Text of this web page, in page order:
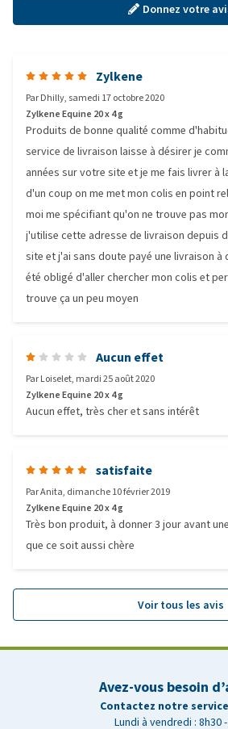
Donnez votre
Zylkene
ParDhilly, samedi 17 octobre 2020
Zylkene Equine 20 x 4 g
Produits de bonne qualité comme
service de livraison laisse à désirer je
années sur votre site et je me fais livrer à
d'un coup on me met mon colis en point
moi me spécifiant qu'on ne trouve pas
j'utilise cette adresse de livraison depuis
site et j'ai sans doute payé une livraison à
été obligé d'aller chercher mon colis et
trouve ça un peu moyen
Aucun effet
ParLoiselet, mardi 25 août 2020
Zylkene Equine 20 x 4 g
Aucun effet, très cher et sans intérêt
satisfaite
ParAnita, dimanche 10 février 2019
Zylkene Equine 20 x 4 g
Très bon produit, à donner 3 jour avant
que ce soit aussi chère
Voir tous les avis
Avez-vous besoin
Contactez notre
Lundi à vendredi : 8h30